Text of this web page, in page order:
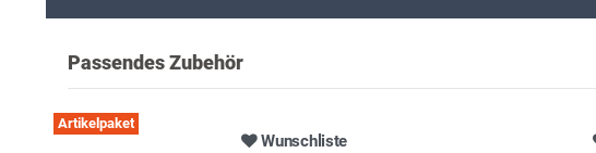
Passendes Zubehör
Wunschliste
Artikelpaket